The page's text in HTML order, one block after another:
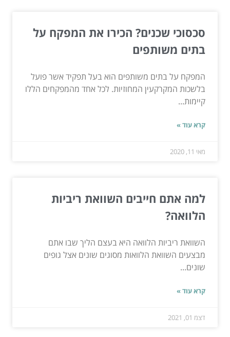
סכסוכי שכנים? הכירו את המפקח על
בתים משותפים
המפקח על בתים משותפים הוא בעל תפקיד אשר פועל
בלשכות המקרקעין המחוזיות. לכל אחד מהמפקחים הללו
קיימות...
קרא עוד »
מאי 11, 2020
למה אתם חייבים השוואת ריביות
הלוואה?
השוואת ריביות הלוואה היא בעצם הליך שבו אתם
מבצעים השוואת הלוואות מסוגים שונים אצל גופים
שונים...
קרא עוד »
דצמ 01, 2021